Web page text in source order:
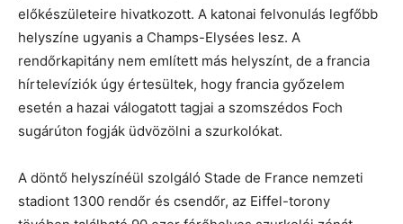
előkészületeire hivatkozott. A katonai felvonulás legfőbb
helyszíne ugyanis a Champs-Elysées lesz. A
rendőrkapitány nem említett más helyszínt, de a francia
hírtelevíziók úgy értesültek, hogy francia győzelem
esetén a hazai válogatott tagjai a szomszédos Foch
sugárúton fogják üdvözölni a szurkolókat.
A döntő helyszínéül szolgáló Stade de France nemzeti
stadiont 1300 rendőr és csendőr, az Eiffel-torony